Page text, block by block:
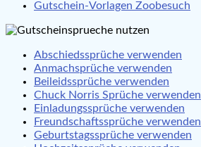
Gutschein-Vorlagen Zoobesuch
Abschiedssprüche verwenden
Anmachsprüche verwenden
Beileidssprüche verwenden
Chuck Norris Sprüche verwenden
Einladungssprüche verwenden
Freundschaftssprüche verwenden
Geburtstagssprüche verwenden